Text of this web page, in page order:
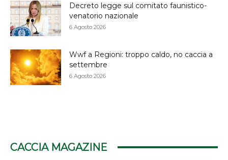
Decreto legge sul comitato faunistico-
venatorio nazionale
6 Agosto 2026
Wwf a Regioni: troppo caldo, no caccia a
settembre
6 Agosto 2026
CACCIA MAGAZINE